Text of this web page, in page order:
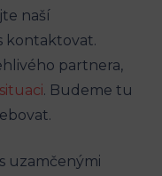
naší
kontaktovat.
⁤partnera,
. Budeme ‌tu
uzamčenými